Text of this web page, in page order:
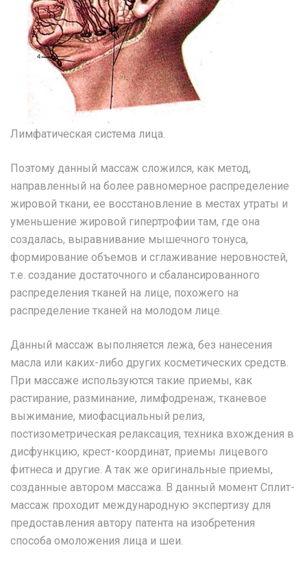
Лимфатическая система лица.
Поэтому данный массаж сложился, как метод,
направленный на более равномерное распределение
жировой ткани, ее восстановление в местах утраты и
уменьшение жировой гипертрофии там, где она
создалась, выравнивание мышечного тонуса,
формирование объемов и сглаживание неровностей,
т.е. создание достаточного и сбалансированного
распределения тканей на лице, похожего на
распределение тканей на молодом лице.
Данный массаж выполняется лежа, без нанесения
масла или каких-либо других косметических средств.
При массаже используются такие приемы, как
растирание, разминание, лимфодренаж, тканевое
выжимание, миофасциальный релиз,
постизометрическая релаксация, техника вхождения в
дисфункцию, крест-координат, приемы лицевого
фитнеса и другие. А так же оригинальные приемы,
созданные автором массажа. В данный момент Сплит-
массаж проходит международную экспертизу для
предоставления автору патента на изобретения
способа омоложения лица и шеи.